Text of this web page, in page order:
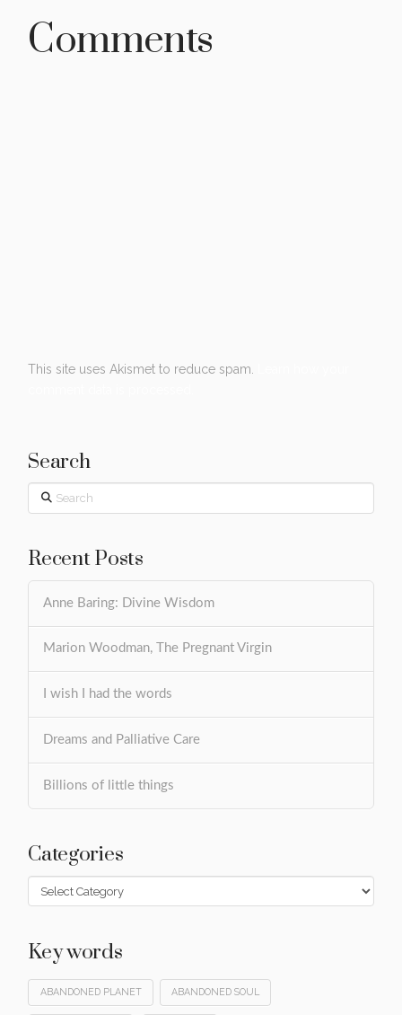
Comments
This site uses Akismet to reduce spam.
Search
Search
Recent Posts
Anne Baring: Divine Wisdom
Marion Woodman, The Pregnant Virgin
I wish I had the words
Dreams and Palliative Care
Billions of little things
Categories
Categories
Key words
ABANDONED PLANET ABANDONED SOUL